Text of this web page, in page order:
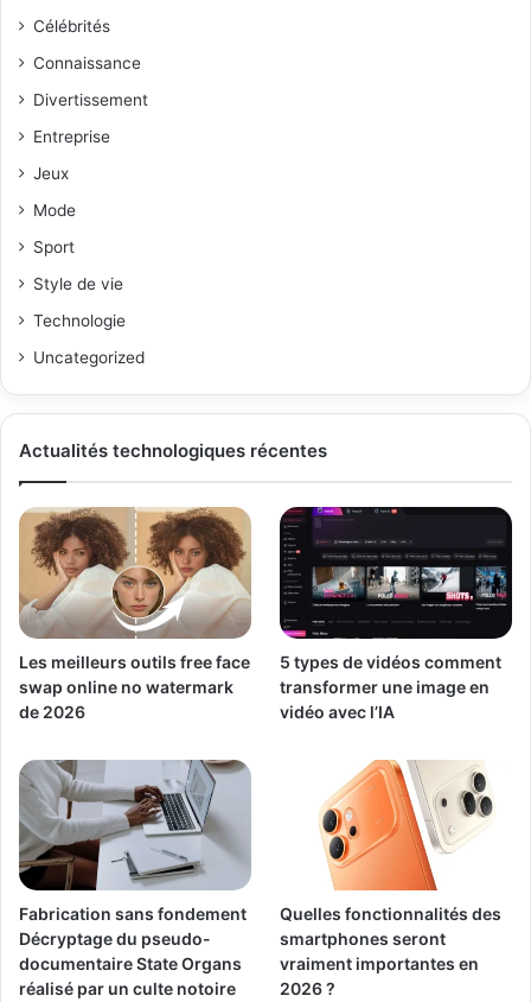
Célébrités
Connaissance
Divertissement
Entreprise
Jeux
Mode
Sport
Style de vie
Technologie
Uncategorized
Actualités technologiques récentes
Les meilleurs outils free face
swap online no watermark
de 2026
5 types de vidéos comment
transformer une image en
vidéo avec l’IA
Fabrication sans fondement
Décryptage du pseudo-
documentaire State Organs
réalisé par un culte notoire
Quelles fonctionnalités des
smartphones seront
vraiment importantes en
2026 ?